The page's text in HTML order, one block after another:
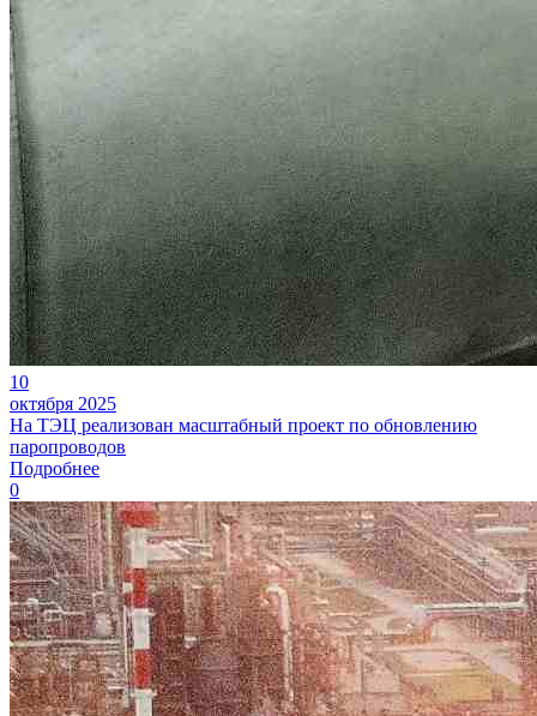
10
октября 2025
На ТЭЦ реализован масштабный проект по обновлению
паропроводов
Подробнее
0